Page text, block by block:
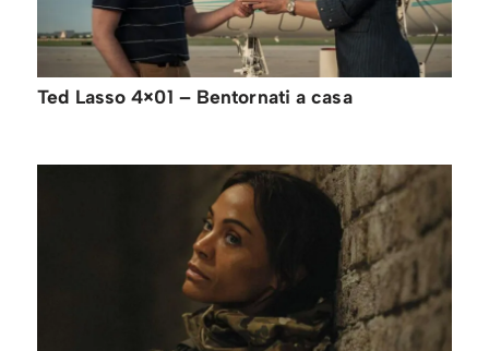
Ted Lasso 4×01 – Bentornati a casa